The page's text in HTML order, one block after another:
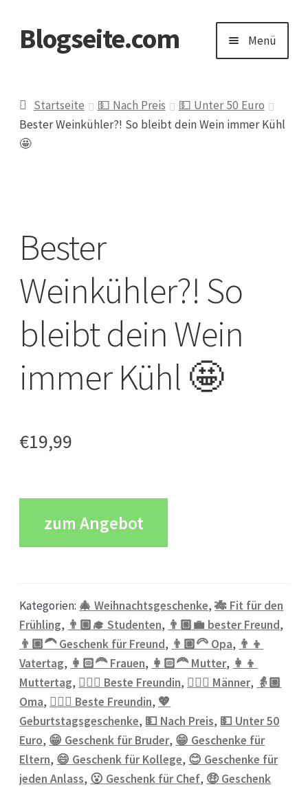
Zur
Navigation
Zum
Blogseite.com Menü
Datenschutzerklärung
Startseite 💵 Nach Preis
💵 Unter 50 Euro
Bester Weinkühler?! So bleibt dein Wein immer Kühl
🤩
Bester
Weinkühler?! So
bleibt dein Wein
immer Kühl 🤩
€19,99
zum Angebot
Kategorien: 🎄 Weihnachtsgeschenke,🎋 Fit für den
Frühling, 👨🏼‍🎓 Studenten, 👨🏼‍💼 bester Freund,
👨🏼‍🦱 Geschenk für Freund, 👨🏼‍🦳 Opa, 👨‍👦
Vatertag, 👩🏻‍🦰 Frauen, 👩🏻‍🦰 Mutter, 👩‍👦
Muttertag, 👱🏻‍♀️ Beste Freundin, 👱🏼‍♂️ Männer, 👵🏼
Oma, 💁🏼‍♀️ Beste Freundin, 💖
Geburtstagsgeschenke, 💵 Nach Preis, 💵 Unter 50
Euro, 😁 Geschenk für Bruder, 😁 Geschenke für
Eltern, 😄 Geschenk für Kollege, 😊 Geschenke für
jeden Anlass, 😮 Geschenk für Chef, 🤑 Geschenk